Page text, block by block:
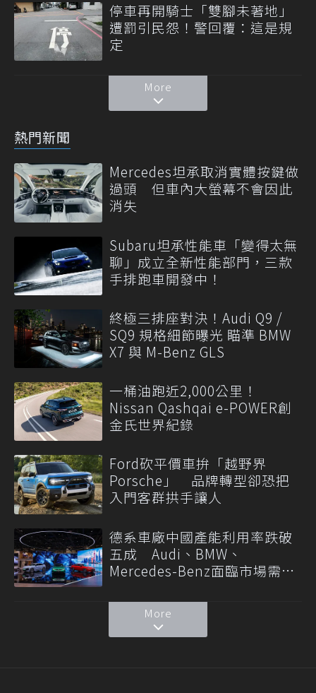
停車再開騎士「雙腳未著地」
遭罰引民怨！警回覆：這是規
定
More
熱門新聞
Mercedes坦承取消實體按鍵做
過頭 但車內大螢幕不會因此
消失
Subaru坦承性能車「變得太無
聊」成立全新性能部門，三款
手排跑車開發中！
終極三排座對決！Audi Q9 /
SQ9 規格細節曝光 瞄準 BMW
X7 與 M-Benz GLS
一桶油跑近2,000公里！
Nissan Qashqai e-POWER創
金氏世界紀錄
Ford砍平價車拚「越野界
Porsche」 品牌轉型卻恐把
入門客群拱手讓人
德系車廠中國產能利用率跌破
五成 Audi、BMW、
Mercedes-Benz面臨市場需求
More